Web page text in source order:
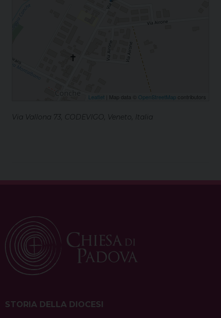
Leaflet | Map data © OpenStreetMap contributors
Via Vallona 73, CODEVIGO, Veneto, Italia
STORIA DELLA DIOCESI